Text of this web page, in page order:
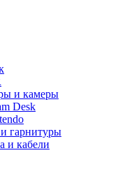
и камеры
Desk
гарнитуры
и кабели